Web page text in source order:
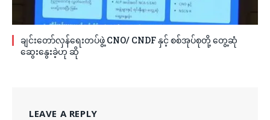
ချင်းတော်လှန်ရေးတပ်ဖွဲ့ CNO/ CNDF နှင့် စစ်အုပ်စုတို့ တွေ့ဆုံ
ဆွေးနွေးခဲ့ဟု ဆို
LEAVE A REPLY